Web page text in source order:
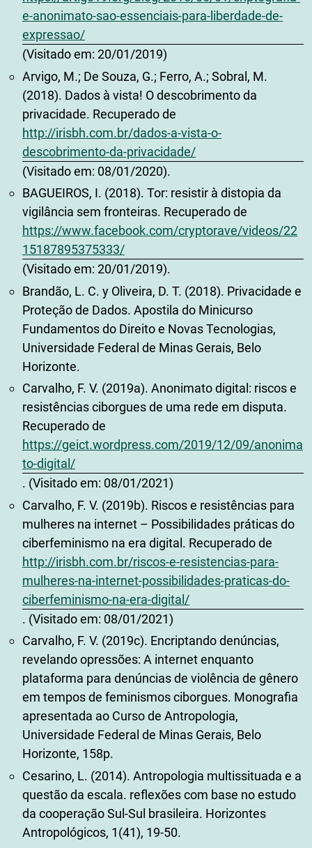
e-anonimato-sao-essenciais-para-liberdade-de-
expressao/
(Visitado em: 20/01/2019)
Arvigo, M.; De Souza, G.; Ferro, A.; Sobral, M.
(2018). Dados à vista! O descobrimento da
privacidade. Recuperado de
http://irisbh.com.br/dados-a-vista-o-
descobrimento-da-privacidade/
(Visitado em: 08/01/2020).
BAGUEIROS, I. (2018). Tor: resistir à distopia da
vigilância sem fronteiras. Recuperado de
https://www.facebook.com/cryptorave/videos/22
15187895375333/
(Visitado em: 20/01/2019).
Brandão, L. C. y Oliveira, D. T. (2018). Privacidade e
Proteção de Dados. Apostila do Minicurso
Fundamentos do Direito e Novas Tecnologias,
Universidade Federal de Minas Gerais, Belo
Horizonte.
Carvalho, F. V. (2019a). Anonimato digital: riscos e
resistências ciborgues de uma rede em disputa.
Recuperado de
https://geict.wordpress.com/2019/12/09/anonima
to-digital/
. (Visitado em: 08/01/2021)
Carvalho, F. V. (2019b). Riscos e resistências para
mulheres na internet – Possibilidades práticas do
ciberfeminismo na era digital. Recuperado de
http://irisbh.com.br/riscos-e-resistencias-para-
mulheres-na-internet-possibilidades-praticas-do-
ciberfeminismo-na-era-digital/
. (Visitado em: 08/01/2021)
Carvalho, F. V. (2019c). Encriptando denúncias,
revelando opressões: A internet enquanto
plataforma para denúncias de violência de gênero
em tempos de feminismos ciborgues. Monografia
apresentada ao Curso de Antropologia,
Universidade Federal de Minas Gerais, Belo
Horizonte, 158p.
Cesarino, L. (2014). Antropologia multissituada e a
questão da escala. reflexões com base no estudo
da cooperação Sul-Sul brasileira. Horizontes
Antropológicos, 1(41), 19-50.